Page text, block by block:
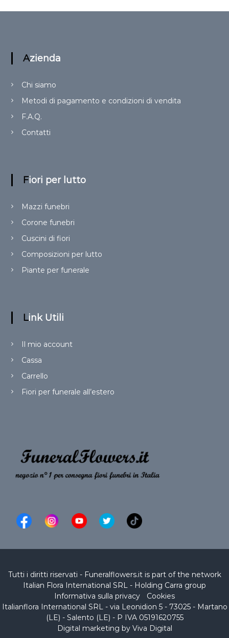
Azienda
Chi siamo
Metodi di pagamento e condizioni di vendita
F.A.Q.
Contatti
Fiori per lutto
Mazzi funebri
Corone funebri
Cuscini di fiori
Composizioni per lutto
Piante per funerale
Link Utili
Il mio account
Cassa
Carrello
Fiori per funerale all’estero
Tutti i diritti riservati - Funeralflowers.it is part of the network
Italian Flora International SRL - Holding Carra group
Informativa sulla privacy
Cookies
Italianflora International SRL - via Leonidion 5 - 73025 - Martano
(LE) - Salento (LE) - P IVA 05191620755
Digital marketing by Viva Digital